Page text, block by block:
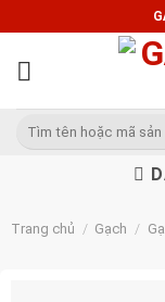
to
content
Tìm
Trang chủ / Gạch /